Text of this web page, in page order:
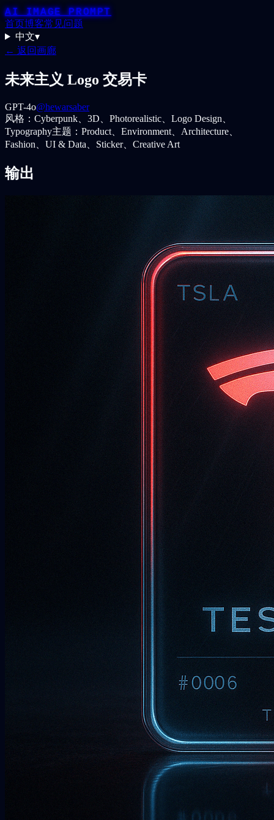
AI IMAGE PROMPT
首页博客常见问题
中文▾
← 返回画廊
未来主义 Logo 交易卡
GPT-4o@hewarsaber
风格： Cyberpunk、3D、Photorealistic、Logo Design、
Typography主题： Product、Environment、Architecture、
Fashion、UI & Data、Sticker、Creative Art
输出